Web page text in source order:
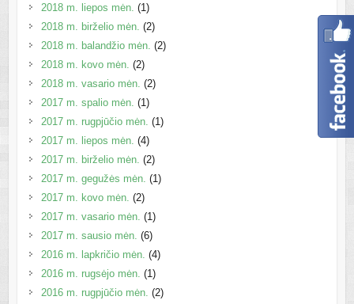
2018 m. liepos mėn. (1)
2018 m. birželio mėn. (2)
2018 m. balandžio mėn. (2)
2018 m. kovo mėn. (2)
2018 m. vasario mėn. (2)
2017 m. spalio mėn. (1)
2017 m. rugpjūčio mėn. (1)
2017 m. liepos mėn. (4)
2017 m. birželio mėn. (2)
2017 m. gegužės mėn. (1)
2017 m. kovo mėn. (2)
2017 m. vasario mėn. (1)
2017 m. sausio mėn. (6)
2016 m. lapkričio mėn. (4)
2016 m. rugsėjo mėn. (1)
2016 m. rugpjūčio mėn. (2)